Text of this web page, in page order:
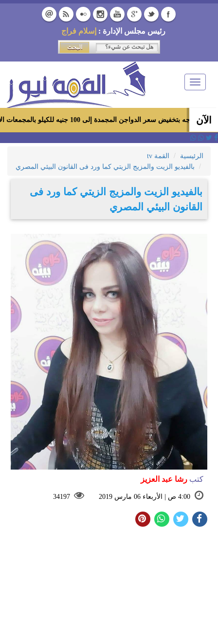
رئيس مجلس الإدارة : إسلام فراج
Toggle
navigation
الآن
الدواجن المجمدة إلى 100 جنيه للكيلو بالمجمعات الاستهلاكية ومعارض «أهلاً رمضان»
الرئيسية
القمة tv
بالفيديو الزيت والمزيج الزيتي كما ورد فى القانون البيئي المصري
بالفيديو الزيت والمزيج الزيتي كما ورد فى
القانون البيئي المصري
كتب رشا عبد العزيز
4:00 ص | الأربعاء 06 مارس 2019 34197